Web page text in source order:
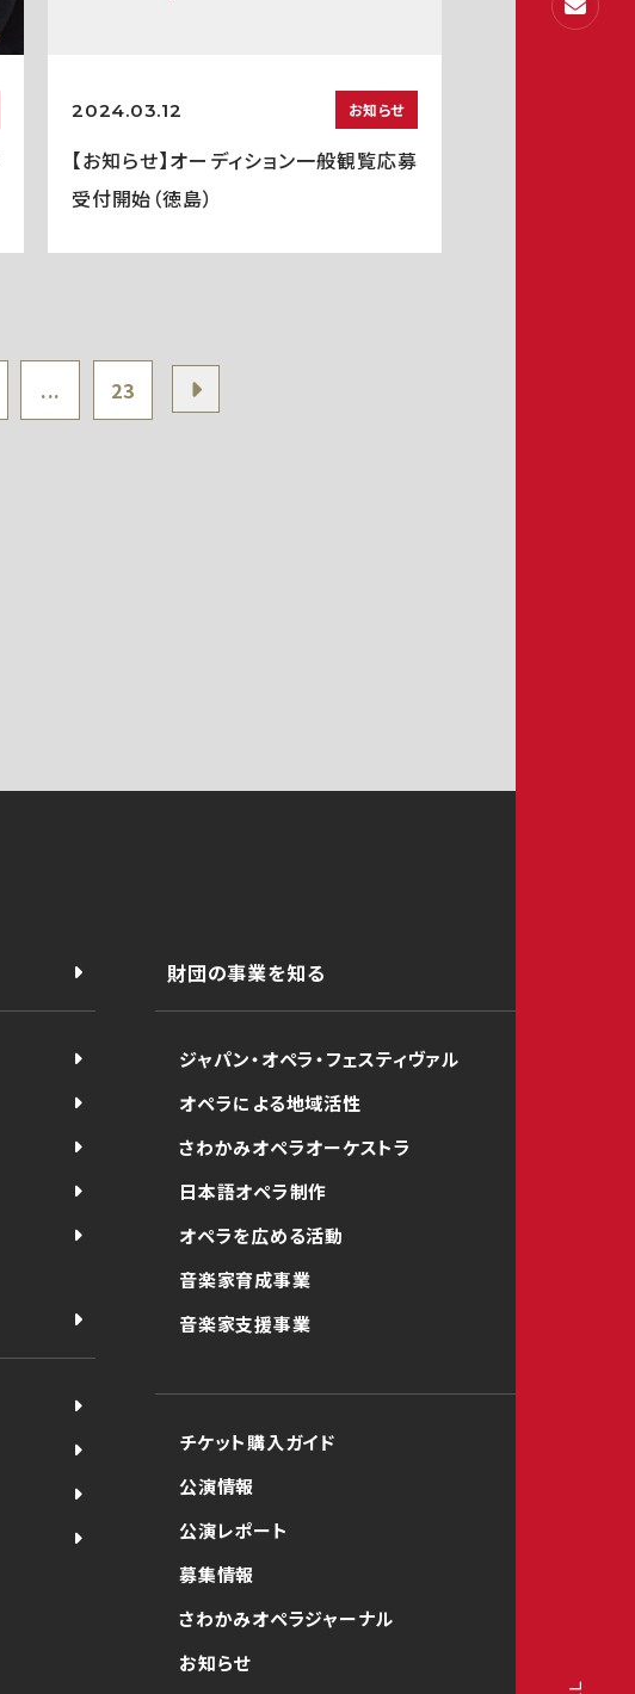
2024.03.12 お知らせ
【お知らせ】オーディション一般観覧応募
受付開始（徳島）
... 23
財団の事業を知る
ジャパン・オペラ・フェスティヴァル
オペラによる地域活性
さわかみオペラオーケストラ
日本語オペラ制作
オペラを広める活動
音楽家育成事業
音楽家支援事業
チケット購入ガイド
公演情報
公演レポート
募集情報
さわかみオペラジャーナル
お知らせ